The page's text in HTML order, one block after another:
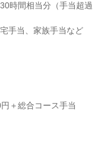
時間相当分（手当超過
手当、家族手当など